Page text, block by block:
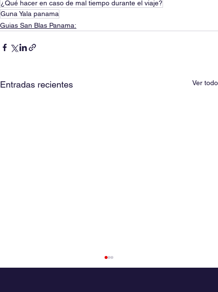
¿Qué hacer en caso de mal tiempo durante el viaje?
Guna Yala panama
Guias San Blas Panama:
Entradas recientes Ver todo